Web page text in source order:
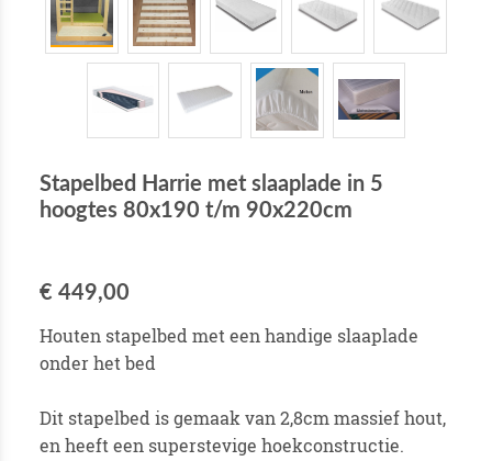
Stapelbed Harrie met slaaplade in 5
hoogtes 80x190 t/m 90x220cm
€ 449,00
Houten stapelbed met een handige slaaplade
onder het bed
Dit stapelbed is gemaak van 2,8cm massief hout,
en heeft een superstevige hoekconstructie.